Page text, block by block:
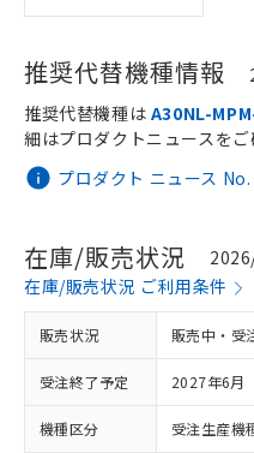
推奨代替機種情報
プロダクト ニュース
推奨代替機種は A30NL-
細はプロダクトニュースをご
在庫/販売状況
在庫/販売状況 ご利用条件
販売状況 販売中・受
受注終了予定 2027年6月
機種区分 受注生産機